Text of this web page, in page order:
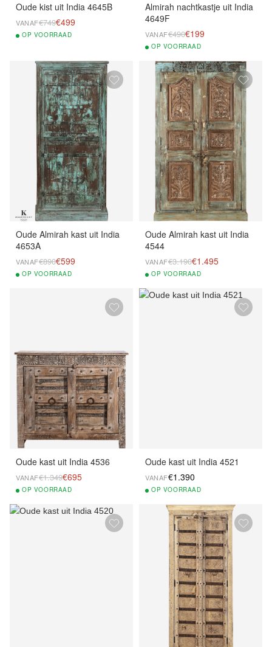
Oude kist uit India 4645B
VANAF€749€499
OP VOORRAAD
Almirah nachtkastje uit India
4649F
VANAF€490€199
OP VOORRAAD
Oude Almirah kast uit India
4653A
VANAF€890€599
OP VOORRAAD
Oude Almirah kast uit India
4544
VANAF€3.190€1.495
OP VOORRAAD
Oude kast uit India 4536
VANAF€1.349€695
OP VOORRAAD
Oude kast uit India 4521
VANAF€1.390
OP VOORRAAD